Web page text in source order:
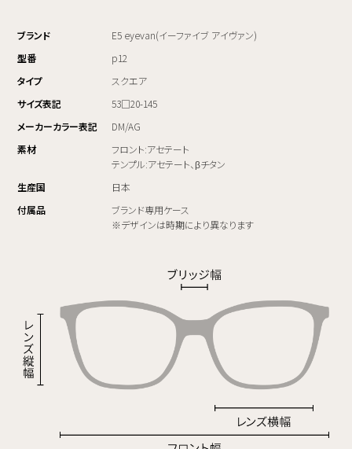
ブランド
E5 eyevan(イーファイブ アイヴァン)
型番
p12
タイプ
スクエア
サイズ表記
53□20-145
メーカーカラー表記
DM/AG
素材
フロント:アセテート
テンプル:アセテート、βチタン
生産国
日本
付属品
ブランド専用ケース
※デザインは時期により異なります